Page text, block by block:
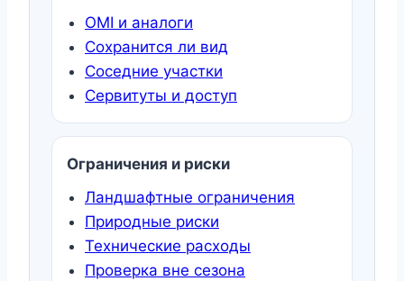
OMI и аналоги
Сохранится ли вид
Соседние участки
Сервитуты и доступ
Ограничения и риски
Ландшафтные ограничения
Природные риски
Технические расходы
Проверка вне сезона